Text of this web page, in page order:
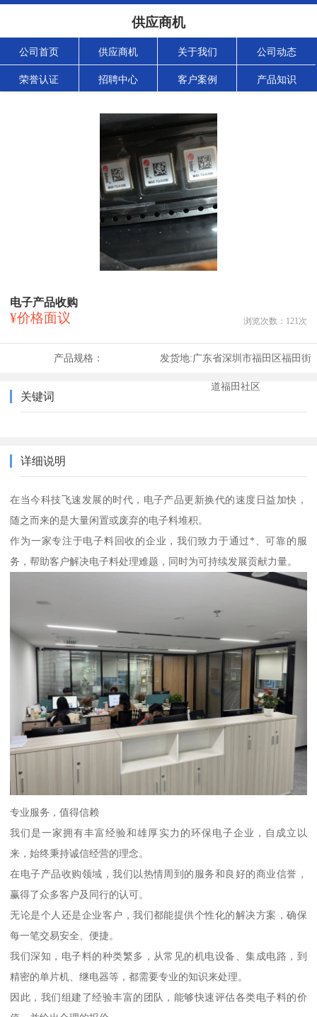
供应商机
公司首页 供应商机 关于我们 公司动态
荣誉认证 招聘中心 客户案例 产品知识
电子产品收购
¥价格面议 浏览次数： 121次
产品规格： 发货地:广东省深圳市福田区福田街
道福田社区
关键词
详细说明
在当今科技飞速发展的时代，电子产品更新换代的速度日益加快，
随之而来的是大量闲置或废弃的电子料堆积。
作为一家专注于电子料回收的企业，我们致力于通过*、可靠的服
务，帮助客户解决电子料处理难题，同时为可持续发展贡献力量。
专业服务，值得信赖
我们是一家拥有丰富经验和雄厚实力的环保电子企业，自成立以
来，始终秉持诚信经营的理念。
在电子产品收购领域，我们以热情周到的服务和良好的商业信誉，
赢得了众多客户及同行的认可。
无论是个人还是企业客户，我们都能提供个性化的解决方案，确保
每一笔交易安全、便捷。
我们深知，电子料的种类繁多，从常见的机电设备、集成电路，到
精密的单片机、继电器等，都需要专业的知识来处理。
因此，我们组建了经验丰富的团队，能够快速评估各类电子料的价